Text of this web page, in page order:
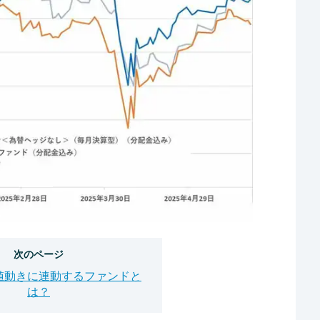
次のページ
動きに連動するファンドと
は？